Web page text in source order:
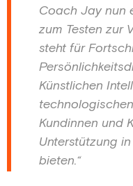
Coach Jay nun
zum Testen zur
steht für
Künstlichen
Kundinnen und
Unterstützung
bieten.“